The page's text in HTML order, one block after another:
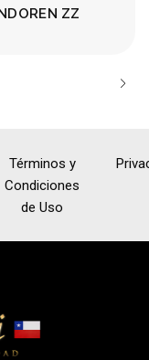
ZZ
Términos y
Condiciones
de Uso